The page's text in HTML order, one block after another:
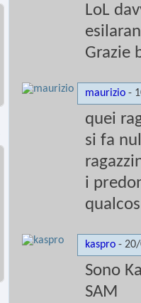
LoL
Grazie
maurizio -
quei
si fa
i
kaspro -
Sono
SAM